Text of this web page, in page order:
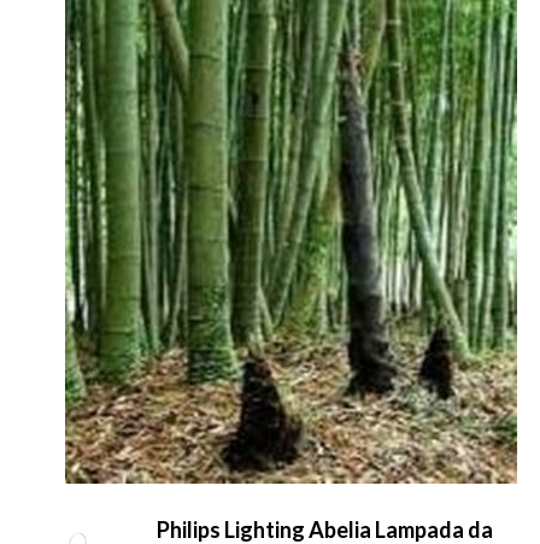
Philips Lighting Abelia Lampada da